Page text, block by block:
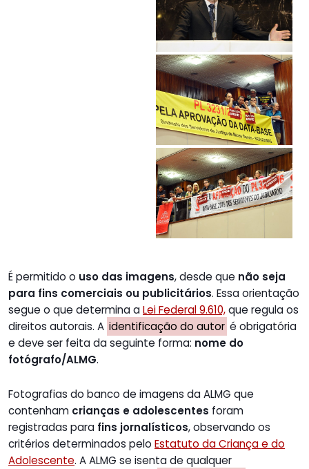
É permitido o uso das imagens, desde que não seja
para fins comerciais ou publicitários. Essa orientação
segue o que determina aLei Federal 9.610,que regula os
direitos autorais. A identificação do autor é obrigatória
e deve ser feita da seguinte forma: nome do
fotógrafo/ALMG.
Fotografias do banco de imagens da ALMG que
contenham crianças e adolescentes foram
registradas para fins jornalísticos, observando os
critérios determinados pelo Estatuto da Criança e do
Adolescente. A ALMG se isenta de qualquer